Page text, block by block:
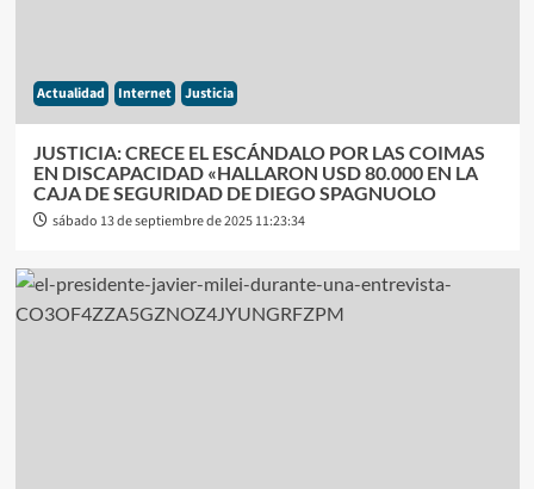
Actualidad Internet Justicia
JUSTICIA: CRECE EL ESCÁNDALO POR LAS COIMAS
EN DISCAPACIDAD «HALLARON USD 80.000 EN LA
CAJA DE SEGURIDAD DE DIEGO SPAGNUOLO
sábado 13 de septiembre de 2025 11:23:34